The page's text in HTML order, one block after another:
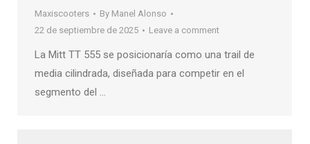
Maxiscooters By Manel Alonso
22 de septiembre de 2025
Leave a comment
La Mitt TT 555 se posicionaría como una trail de
media cilindrada, diseñada para competir en el
segmento del …